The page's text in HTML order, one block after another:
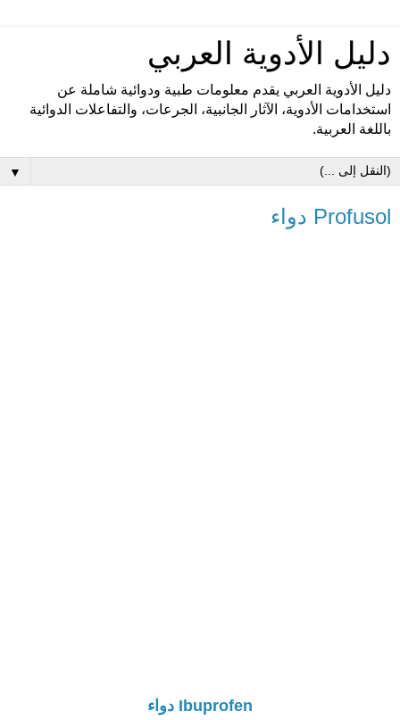
دليل الأدوية العربي
دليل الأدوية العربي يقدم معلومات طبية ودوائية شاملة عن
استخدامات الأدوية، الآثار الجانبية، الجرعات، والتفاعلات الدوائية
باللغة العربية.
▼
Profusol دواء
Ibuprofen دواء